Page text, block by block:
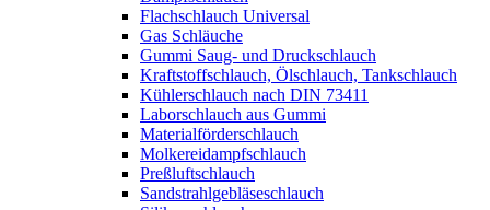
Flachschlauch Universal
Gas Schläuche
Gummi Saug- und Druckschlauch
Kraftstoffschlauch, Ölschlauch, Tankschlauch
Kühlerschlauch nach DIN 73411
Laborschlauch aus Gummi
Materialförderschlauch
Molkereidampfschlauch
Preßluftschlauch
Sandstrahlgebläseschlauch